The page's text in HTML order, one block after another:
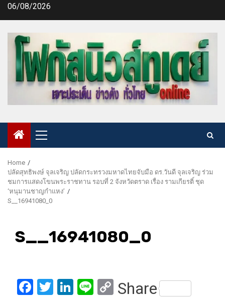
Skip06/08/2026
Primary
Menu
Home
ปลัดสุทธิพงษ์ จุลเจริญ ปลัดกระทรวงมหาดไทยจับมือ ดร.วันดี จุลเจริญ ร่วม
ชมการแสดงโขนพระราชทาน รอบที่ 2 จังหวัดตราด เรื่อง รามเกียรติ์ ชุด
‘หนุมานชาญกำแหง’
S__16941080_0
S__16941080_0
Facebook
Twitter
LinkedIn
LineCopy
Share